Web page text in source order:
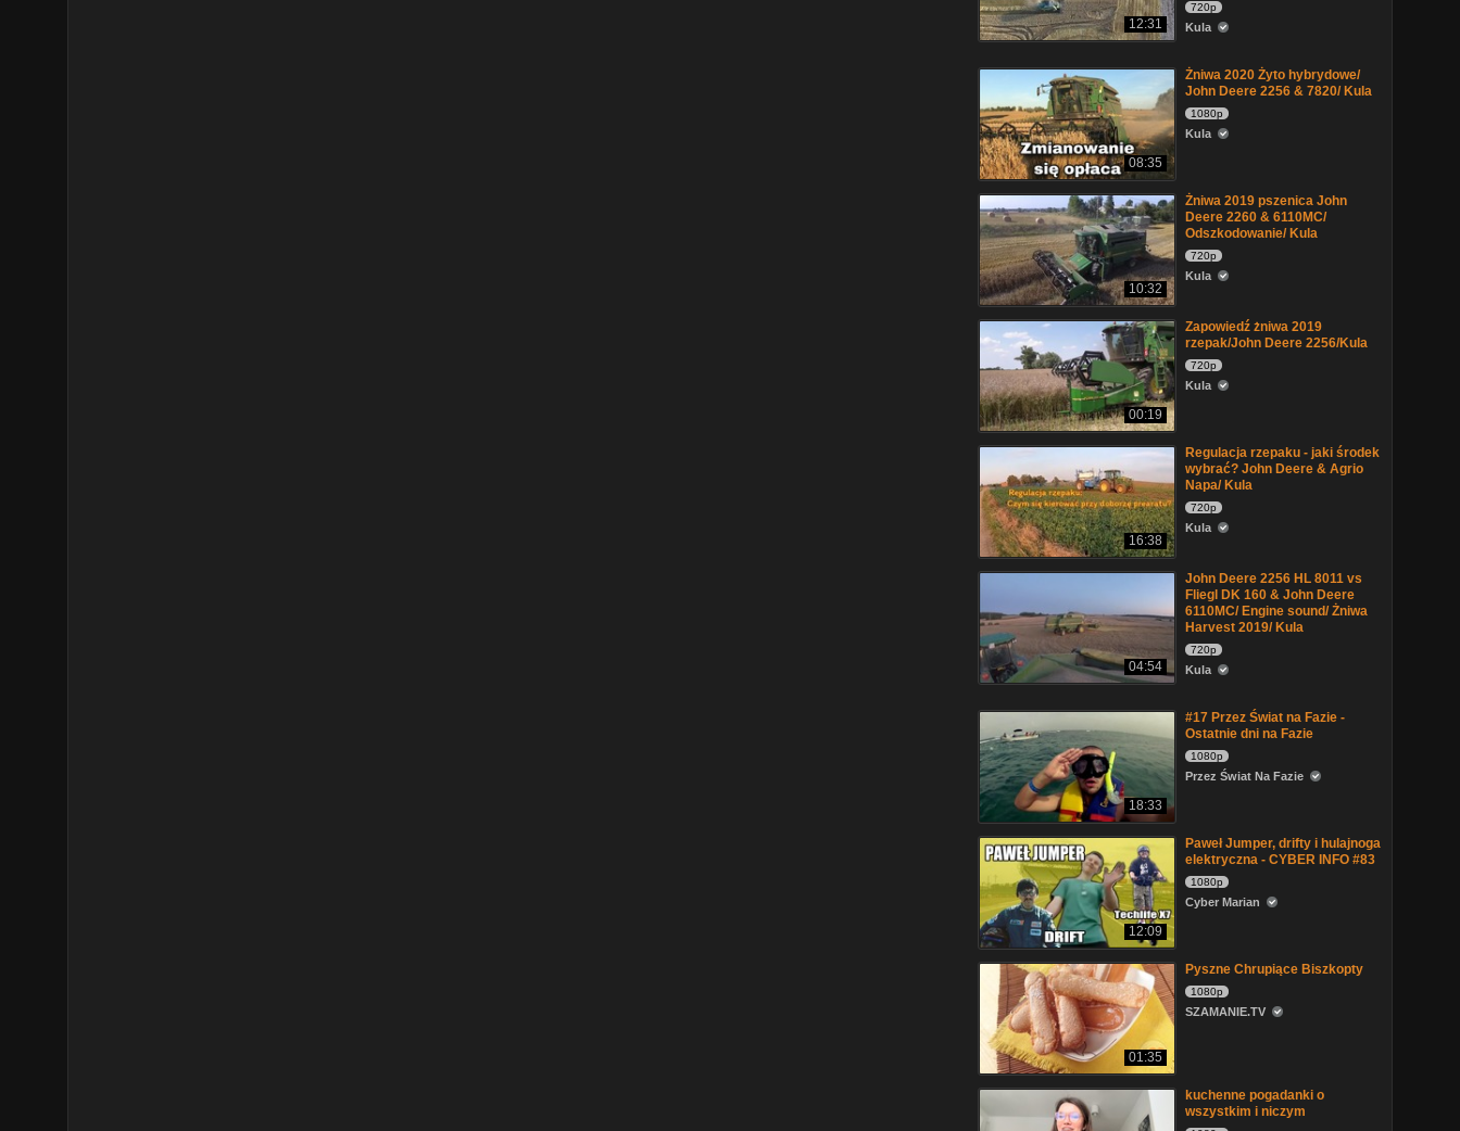
12:31
720p
Kula
08:35
Żniwa 2020 Żyto hybrydowe/
John Deere 2256 & 7820/ Kula
1080p
Kula
10:32
Żniwa 2019 pszenica John
Deere 2260 & 6110MC/
Odszkodowanie/ Kula
720p
Kula
00:19
Zapowiedź żniwa 2019
rzepak/John Deere 2256/Kula
720p
Kula
16:38
Regulacja rzepaku - jaki środek
wybrać? John Deere & Agrio
Napa/ Kula
720p
Kula
04:54
John Deere 2256 HL 8011 vs
Fliegl DK 160 & John Deere
6110MC/ Engine sound/ Żniwa
Harvest 2019/ Kula
720p
Kula
18:33
#17 Przez Świat na Fazie -
Ostatnie dni na Fazie
1080p
Przez Świat Na Fazie
12:09
Paweł Jumper, drifty i hulajnoga
elektryczna - CYBER INFO #83
1080p
Cyber Marian
01:35
Pyszne Chrupiące Biszkopty
1080p
SZAMANIE.TV
kuchenne pogadanki o
wszystkim i niczym